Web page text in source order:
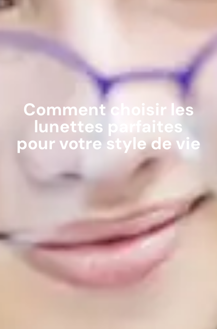
Comment choisir les
lunettes parfaites
pour votre style de vie